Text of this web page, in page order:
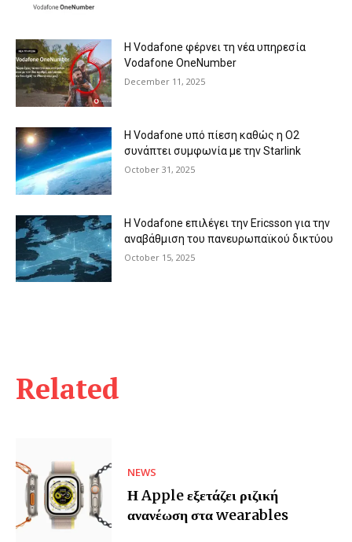
Related
NEWS
Η Apple εξετάζει ριζική
ανανέωση στα wearables
Η Vodafone φέρνει τη νέα υπηρεσία
Vodafone OneNumber
December 11, 2025
Η Vodafone υπό πίεση καθώς η O2
συνάπτει συμφωνία με την Starlink
October 31, 2025
Η Vodafone επιλέγει την Ericsson για την
αναβάθμιση του πανευρωπαϊκού δικτύου
October 15, 2025